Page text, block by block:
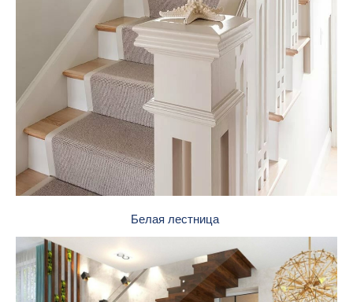
Белая лестница